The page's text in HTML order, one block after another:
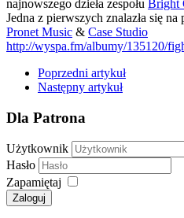
najnowszego dzieła zespołu Bright
Jedna z pierwszych znalazła się na
Pronet Music & Case Studio
http://wyspa.fm/albumy/135120/
Poprzedni artykuł
Następny artykuł
Dla Patrona
Użytkownik
Hasło
Zapamiętaj
Zaloguj